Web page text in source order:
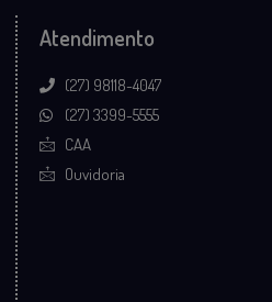
Atendimento
(27) 98118-4047
(27) 3399-5555
CAA
Ouvidoria